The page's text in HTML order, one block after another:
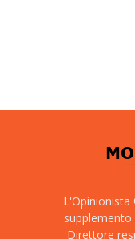
supplemento
Direttore